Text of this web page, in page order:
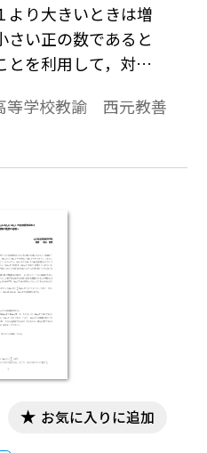
より大きいときは増
さい正の数であると
とを利用して，対数
う。底が異なるいく
公式や対数の性
3／2，log49，
べる問題を題材にし
る不等式などを考察
式は，「Tosho数式
ています。ワード文書
るためには，「Tosho
されていることが必
ードはこちら→無償ダ
等学校教諭 西元教善
お気に入りに追加